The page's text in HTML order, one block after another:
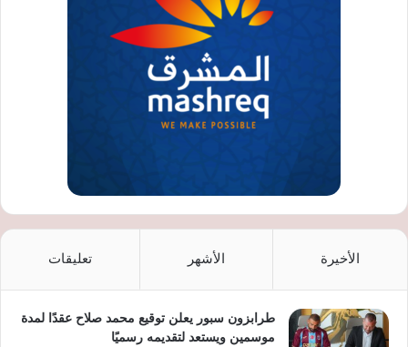
الأخيرة الأشهر تعليقات
طرابزون سبور يعلن توقيع محمد صلاح عقدًا لمدة
موسمين ويستعد لتقديمه رسميًا